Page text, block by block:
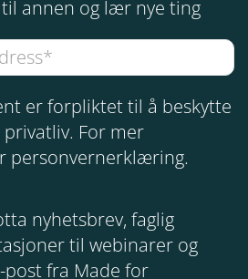
annen og lær nye ting
er forpliktet til å beskytte
For mer
personvernerklæring.
nyhetsbrev, faglig
til webinarer og
fra Made for